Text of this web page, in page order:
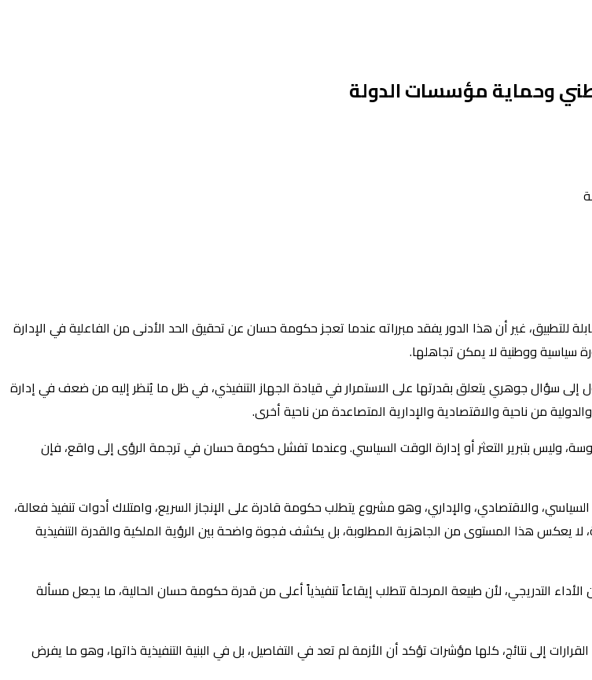
وحماية مؤسسات الدولة
للتطبيق، غير أن هذا الدور يفقد مبرراته عندما تعجز حكومة حسان عن تحقيق الحد الأدنى من الفاعلية في الإدارة
سياسية ووطنية لا يمكن تجاهلها.
سؤال جوهري يتعلق بقدرتها على الاستمرار في قيادة الجهاز التنفيذي، في ظل ما يُنظر إليه من ضعف في إدارة
من ناحية والاقتصادية والإدارية المتصاعدة من ناحية أخرى.
وليس بتبرير التعثر أو إدارة الوقت السياسي. وعندما تفشل حكومة حسان في ترجمة الرؤى إلى واقع، فإن
والاقتصادي، والإداري، وهو مشروع يتطلب حكومة قادرة على الإنجاز السريع، وامتلاك أدوات تنفيذ فعالة،
يعكس هذا المستوى من الجاهزية المطلوبة، بل يكشف فجوة واضحة بين الرؤية الملكية والقدرة التنفيذية
التدريجي، لأن طبيعة المرحلة تتطلب إيقاعاً تنفيذياً أعلى من قدرة حكومة حسان الحالية، ما يجعل مسألة
إلى نتائج، كلها مؤشرات تؤكد أن الأزمة لم تعد في التفاصيل، بل في البنية التنفيذية ذاتها، وهو ما يفرض